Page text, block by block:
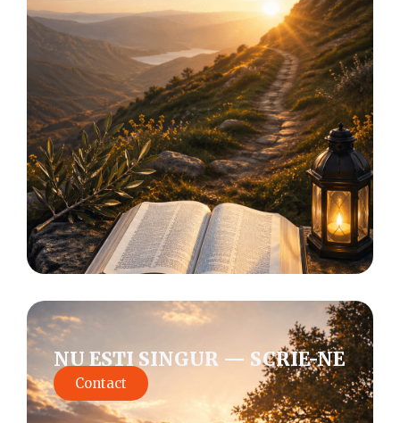
NU EȘTI SINGUR — SCRIE-NE
Contact